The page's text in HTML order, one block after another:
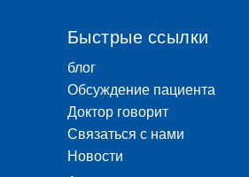
Быстрые ссылки
блог
Обсуждение пациента
Доктор говорит
Связаться с нами
Новости